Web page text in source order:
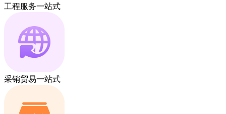
工程服务一站式
采销贸易一站式